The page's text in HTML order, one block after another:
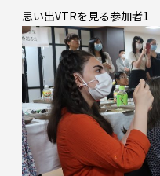
思い出VTRを見る参加者1